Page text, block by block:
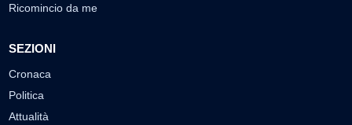
Ricomincio da me
SEZIONI
Cronaca
Politica
Attualità